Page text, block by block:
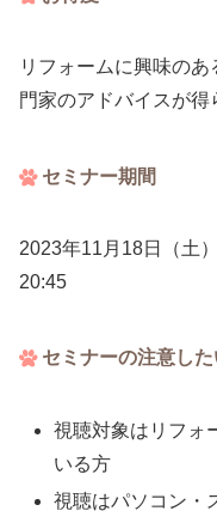
リフォームに興味の
門家のアドバイスが得
セミナー期間
2023年11月18日（土
20:45
セミナーの注意した
視聴対象はリフォ
いる方
視聴はパソコン・